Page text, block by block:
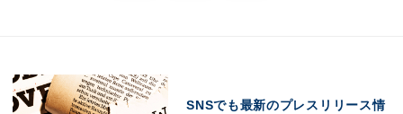
SNSでも最新のプレスリリース情